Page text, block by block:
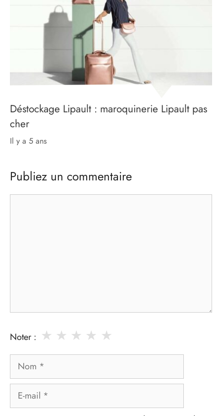
Déstockage Lipault : maroquinerie Lipault pas
cher
il y a 5 ans
Publiez un commentaire
Noter : ★
★
★
★
★
Nom